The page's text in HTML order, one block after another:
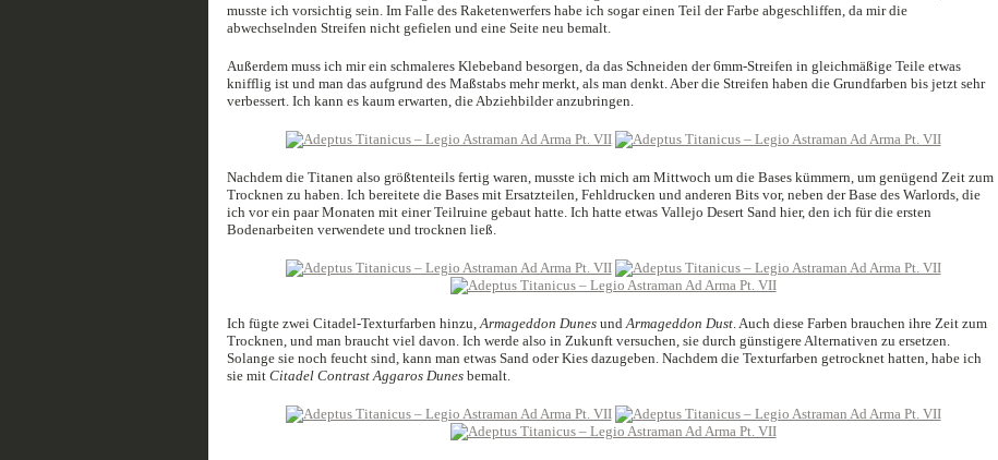
musste ich vorsichtig sein. Im Falle des Raketenwerfers habe ich sogar einen Teil der Farbe abgeschliffen, da mir die
abwechselnden Streifen nicht gefielen und eine Seite neu bemalt.
Außerdem muss ich mir ein schmaleres Klebeband besorgen, da das Schneiden der 6mm-Streifen in gleichmäßige Teile etwas
knifflig ist und man das aufgrund des Maßstabs mehr merkt, als man denkt. Aber die Streifen haben die Grundfarben bis jetzt sehr
verbessert. Ich kann es kaum erwarten, die Abziehbilder anzubringen.
Nachdem die Titanen also größtenteils fertig waren, musste ich mich am Mittwoch um die Bases kümmern, um genügend Zeit zum
Trocknen zu haben. Ich bereitete die Bases mit Ersatzteilen, Fehldrucken und anderen Bits vor, neben der Base des Warlords, die
ich vor ein paar Monaten mit einer Teilruine gebaut hatte. Ich hatte etwas Vallejo Desert Sand hier, den ich für die ersten
Bodenarbeiten verwendete und trocknen ließ.
Ich fügte zwei Citadel-Texturfarben hinzu,Armageddon DunesundArmageddon Dust. Auch diese Farben brauchen ihre Zeit zum
Trocknen, und man braucht viel davon. Ich werde also in Zukunft versuchen, sie durch günstigere Alternativen zu ersetzen.
Solange sie noch feucht sind, kann man etwas Sand oder Kies dazugeben. Nachdem die Texturfarben getrocknet hatten, habe ich
sie mit Citadel Contrast Aggaros Dunesbemalt.